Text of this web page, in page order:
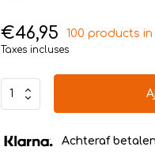
€46,95 100 products
Taxes incluses
Achteraf betalen